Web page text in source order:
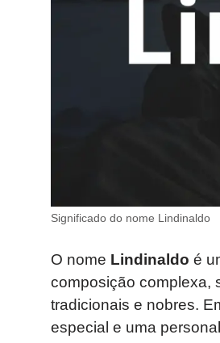
Significado do nome Lindinaldo
O nome Lindinaldo é
composição complexa,
tradicionais e nobres.
especial e uma